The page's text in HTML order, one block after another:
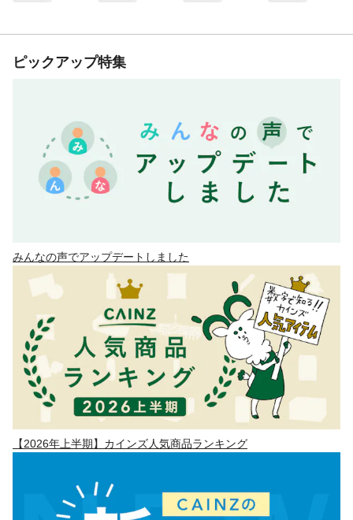
ピックアップ特集
みんなの声でアップデートしました
【2026年上半期】カインズ人気商品ランキング